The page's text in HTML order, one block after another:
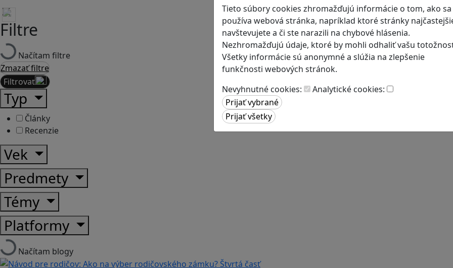
Tieto súbory cookies zhromažďujú informácie o tom, ako sa
používa webová stránka, napríklad ktoré stránky
navštevujete a či ste narazili na chybové hlásenia.
Nezhromažďujú údaje, ktoré by mohli odhaliť vašu
Všetky informácie sú anonymné a slúžia na zlepšenie
funkčnosti webových stránok.
Nevyhnutné cookies:
Analytické cookies:
Filtre
Načítam filtre
Zmazať filtre
Filtrovať
Typ
Články
Recenzie
Vek
Predmety
Témy
Platformy
Načítam blogy